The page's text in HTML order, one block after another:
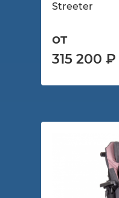
Streeter
от
315 200 ₽